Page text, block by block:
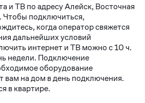
и ТВ по адресу Алейск, Восточная
подключиться,
когда оператор свяжется
дальнейших условий
интернет и ТВ можно с 10 ч.
недели. Подключение
оборудование
вам на дом в день подключения.
в квартире.